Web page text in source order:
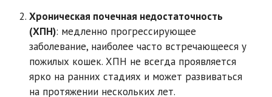
Хроническая почечная недостаточность
(ХПН): медленно прогрессирующее
заболевание, наиболее часто встречающееся у
пожилых кошек. ХПН не всегда проявляется
ярко на ранних стадиях и может развиваться
на протяжении нескольких лет.